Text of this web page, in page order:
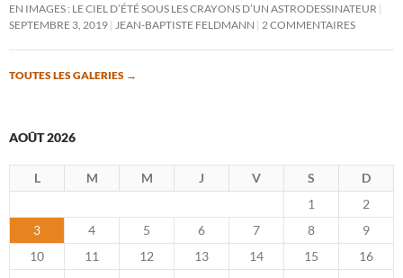
EN IMAGES : LE CIEL D’ÉTÉ SOUS LES CRAYONS D’UN ASTRODESSINATEUR
SEPTEMBRE 3, 2019
JEAN-BAPTISTE FELDMANN 2 COMMENTAIRES
TOUTES LES GALERIES →
AOÛT 2026
L M M J V S
D
1
2
3
4 5 6 7 8
9
10
11 12 13 14 15
16